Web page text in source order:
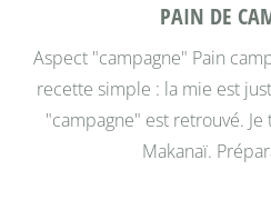
PAIN DE
Aspect "campagne" Pain
recette simple : la mie est
"campagne" est retrouvé.
Makanaï.